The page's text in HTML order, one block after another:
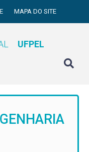
MAPA DO SITE
UFPEL